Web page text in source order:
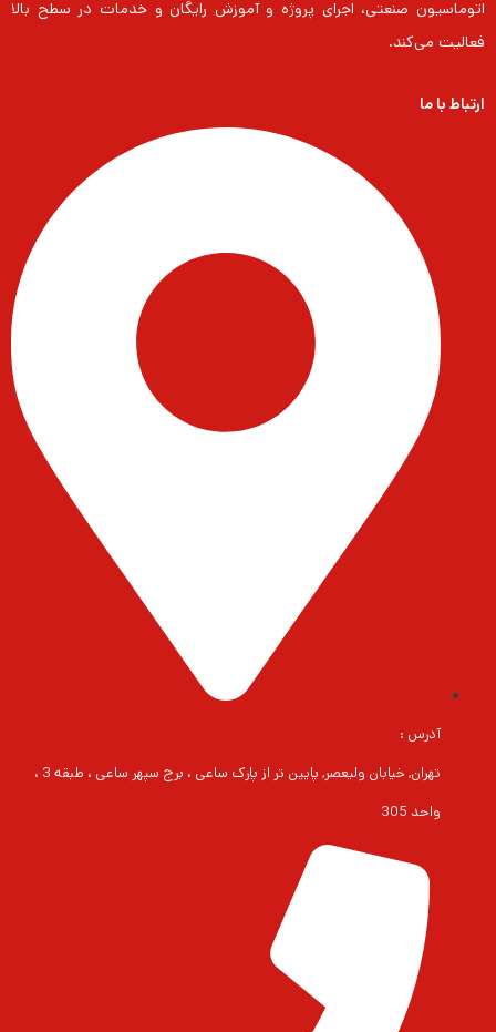
اتوماسیون صنعتی، اجرای پروژه و آموزش رایگان و خدمات در سطح بالا
فعالیت می‌کند.
ارتباط با ما
آدرس :
تهران, خیابان ولیعصر, پایین تر از پارک ساعی ، برج سپهر ساعی ، طبقه 3 ،
واحد 305